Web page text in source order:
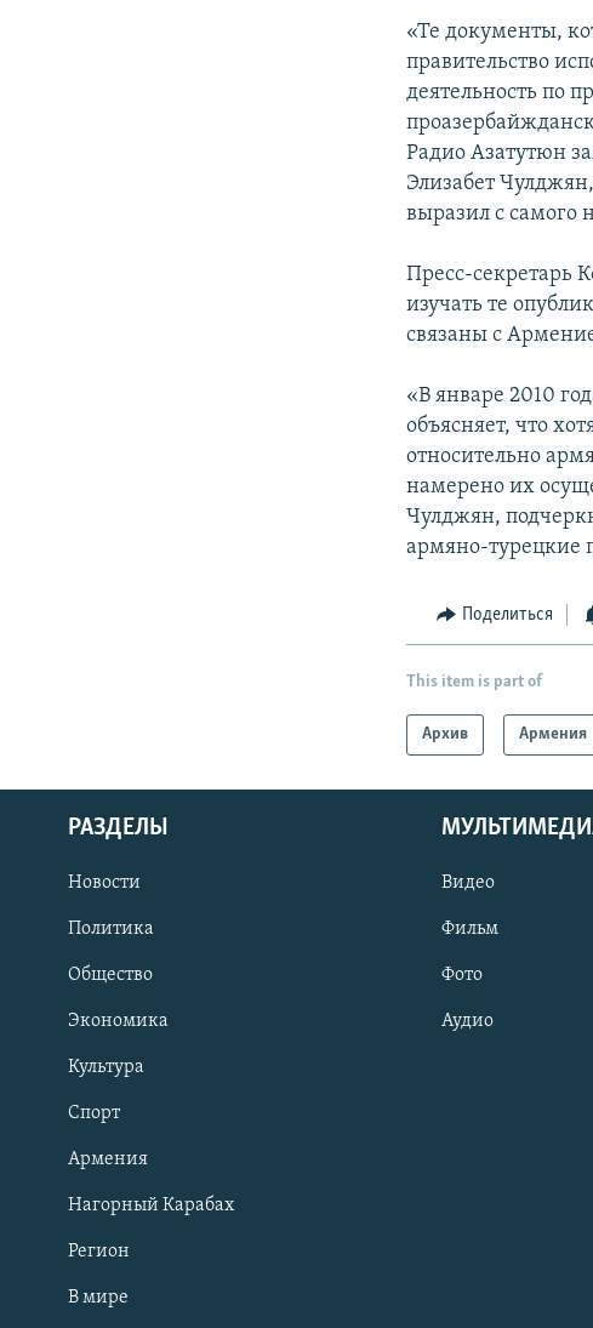
«Те документы,
правительство
деятельность по
Радио Азатутюн
Элизабет
выразил с самого
Пресс-секретарь
изучать те
связаны с
«В январе 2010
объясняет, что
относительно
намерено их
Чулджян,
армяно-турецкие
Поделиться
This item is part of
Архив Армения
РАЗДЕЛЫ
Новости
Политика
Общество
Экономика
Культура
Спорт
Армения
Нагорный Карабах
Регион
В мире
Видео
Фильм
Фото
Аудио